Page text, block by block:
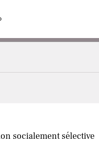
socialement sélective